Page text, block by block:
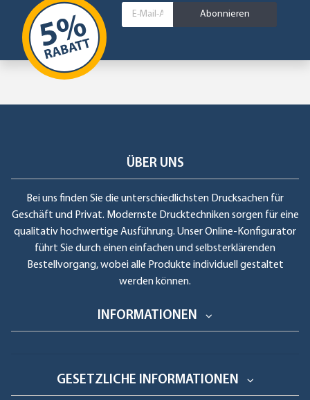
Abonnieren
ÜBER UNS
Bei uns finden Sie die unterschiedlichsten Drucksachen für
Geschäft und Privat. Modernste Drucktechniken sorgen für eine
qualitativ hochwertige Ausführung. Unser Online-Konfigurator
führt Sie durch einen einfachen und selbsterklärenden
Bestellvorgang, wobei alle Produkte individuell gestaltet
werden können.
INFORMATIONEN
GESETZLICHE INFORMATIONEN